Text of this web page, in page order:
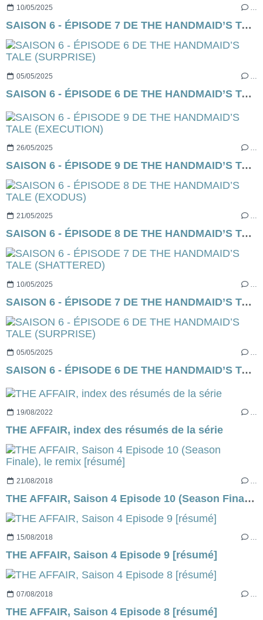
10/05/2025 …
SAISON 6 - ÉPISODE 7 DE THE HANDMAID’S TALE (SHATTERED)
05/05/2025
SAISON 6 - ÉPISODE 6 DE THE HANDMAID’S TALE (SURPRISE)
26/05/2025 …
SAISON 6 - ÉPISODE 9 DE THE HANDMAID’S TALE (EXECUTION)
21/05/2025 …
SAISON 6 - ÉPISODE 8 DE THE HANDMAID’S TALE (EXODUS)
10/05/2025
SAISON 6 - ÉPISODE 7 DE THE HANDMAID’S TALE (SHATTERED)
05/05/2025 …
SAISON 6 - ÉPISODE 6 DE THE HANDMAID’S TALE (SURPRISE)
19/08/2022 …
THE AFFAIR, index des résumés de la série
21/08/2018 …
THE AFFAIR, Saison 4 Episode 10 (Season Finale), le remix [résumé]
15/08/2018 …
THE AFFAIR, Saison 4 Episode 9 [résumé]
07/08/2018
THE AFFAIR, Saison 4 Episode 8 [résumé]